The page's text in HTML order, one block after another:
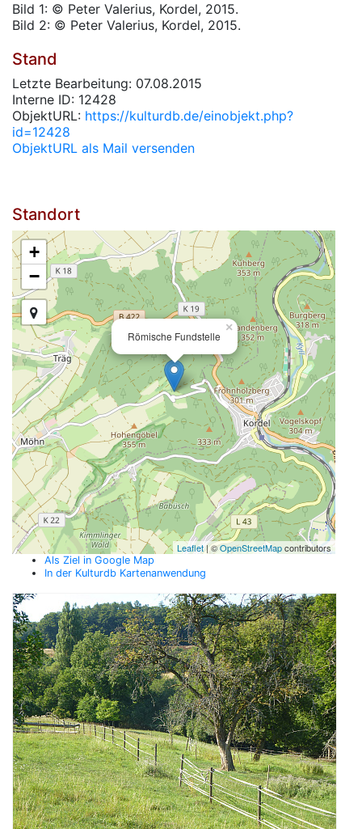
Bild 1: © Peter Valerius, Kordel, 2015.
Bild 2: © Peter Valerius, Kordel, 2015.
Stand
Letzte Bearbeitung: 07.08.2015
Interne ID: 12428
ObjektURL: https://kulturdb.de/einobjekt.php?
id=12428
ObjektURL als Mail versenden
Standort
Römische Fundstelle
×
+
−
Leaflet| ©OpenStreetMapcontributors
Als Ziel in Google Map
In der Kulturdb Kartenanwendung